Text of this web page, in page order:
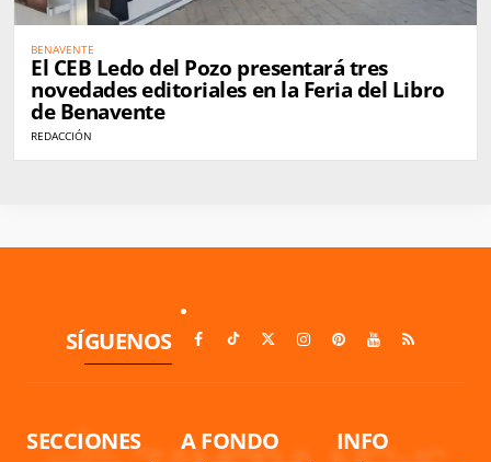
BENAVENTE
El CEB Ledo del Pozo presentará tres
novedades editoriales en la Feria del Libro
de Benavente
REDACCIÓN
SÍGUENOS
SECCIONES A FONDO INFO